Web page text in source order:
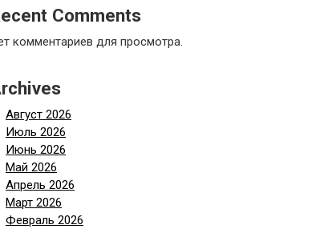
Comments
комментариев для просмотра.
Август 2026
Июль 2026
Июнь 2026
Май 2026
Апрель 2026
Март 2026
Февраль 2026